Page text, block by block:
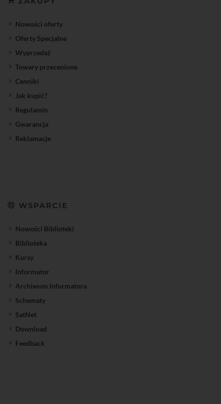
Nowości oferty
Oferty Specjalne
Wyprzedaż
Towary przecenione
Cenniki
Jak kupić?
Regulamin
Gwarancja
Reklamacje
WSPARCIE
Nowości Biblioteki
Biblioteka
Kursy
Informator
Archiwum Informatora
Schematy
SatNet
Download
Feedback